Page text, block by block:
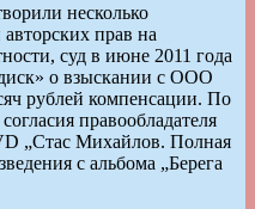
несколько
прав на
суд в июне 2011 года
о взыскании с ООО
рублей компенсации. По
правообладателя
„Стас Михайлов. Полная
с альбома „Берега